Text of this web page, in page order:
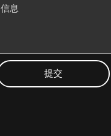
提交